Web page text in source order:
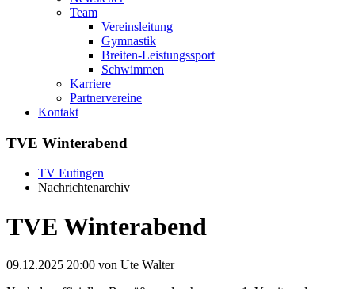
Team
Vereinsleitung
Gymnastik
Breiten-Leistungssport
Schwimmen
Karriere
Partnervereine
Kontakt
TVE Winterabend
TV Eutingen
Nachrichtenarchiv
TVE Winterabend
09.12.2025 20:00 von Ute Walter